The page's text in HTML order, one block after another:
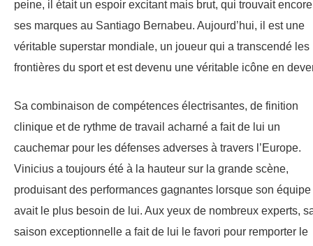
peine, il était un espoir excitant mais brut, qui trouvait encore
ses marques au Santiago Bernabeu. Aujourd’hui, il est une
véritable superstar mondiale, un joueur qui a transcendé les
frontières du sport et est devenu une véritable icône en
Sa combinaison de compétences électrisantes, de finition
clinique et de rythme de travail acharné a fait de lui un
cauchemar pour les défenses adverses à travers l’Europe.
Vinicius a toujours été à la hauteur sur la grande scène,
produisant des performances gagnantes lorsque son équipe
avait le plus besoin de lui. Aux yeux de nombreux experts,
saison exceptionnelle a fait de lui le favori pour remporter le